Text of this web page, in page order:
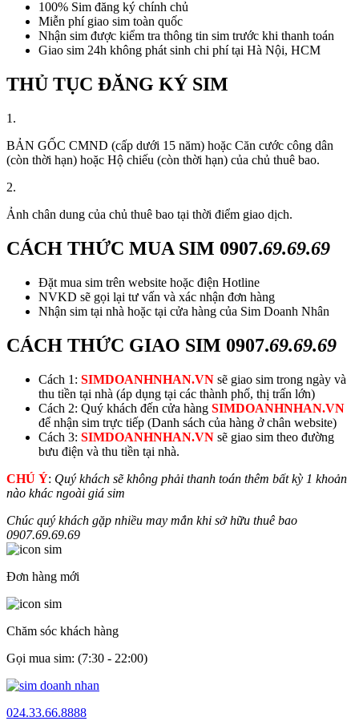
100% Sim đăng ký chính chủ
Miễn phí giao sim toàn quốc
Nhận sim được kiểm tra thông tin sim trước khi thanh toán
Giao sim 24h không phát sinh chi phí tại Hà Nội, HCM
THỦ TỤC ĐĂNG KÝ SIM
1.
BẢN GỐC CMND (cấp dưới 15 năm) hoặc Căn cước công dân
(còn thời hạn) hoặc Hộ chiếu (còn thời hạn) của chủ thuê bao.
2.
Ảnh chân dung của chủ thuê bao tại thời điểm giao dịch.
CÁCH THỨC MUA SIM 0907.69.69.69
Đặt mua sim trên website hoặc điện Hotline
NVKD sẽ gọi lại tư vấn và xác nhận đơn hàng
Nhận sim tại nhà hoặc tại cửa hàng của Sim Doanh Nhân
CÁCH THỨC GIAO SIM 0907.69.69.69
Cách 1: SIMDOANHNHAN.VN sẽ giao sim trong ngày và
thu tiền tại nhà (áp dụng tại các thành phố, thị trấn lớn)
Cách 2: Quý khách đến cửa hàng SIMDOANHNHAN.VN
để nhận sim trực tiếp (Danh sách của hàng ở chân website)
Cách 3: SIMDOANHNHAN.VN sẽ giao sim theo đường
bưu điện và thu tiền tại nhà.
CHÚ Ý: Quý khách sẽ không phải thanh toán thêm bất kỳ 1 khoản
nào khác ngoài giá sim
Chúc quý khách gặp nhiều may mắn khi sở hữu thuê bao
0907.69.69.69
Đơn hàng mới
Chăm sóc khách hàng
Gọi mua sim: (7:30 - 22:00)
024.33.66.8888